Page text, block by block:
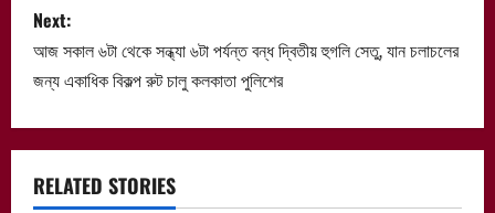
t
n
a
v
Next:
আজ সকাল ৬টা থেকে সন্ধ্যা ৬টা পর্যন্ত বন্ধ দ্বিতীয় হুগলি সেতু, যান চলাচলের
জন্য একাধিক বিকল্প রুট চালু কলকাতা পুলিশের
RELATED STORIES